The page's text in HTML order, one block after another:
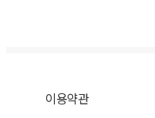
이용약관